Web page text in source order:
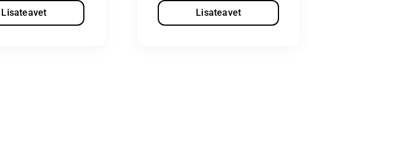
Lisateavet Lisateavet